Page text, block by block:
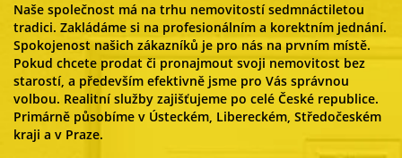
Naše společnost má na trhu nemovitostí sedmnáctiletou
tradici. Zakládáme si na profesionálním a korektním jednání.
Spokojenost našich zákazníků je pro nás na prvním místě.
Pokud chcete prodat či pronajmout svoji nemovitost bez
starostí, a především efektivně jsme pro Vás správnou
volbou. Realitní služby zajišťujeme po celé České republice.
Primárně působíme v Ústeckém, Libereckém, Středočeském
kraji a v Praze.